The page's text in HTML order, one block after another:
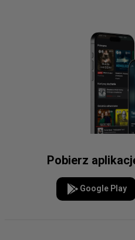
Pobierz
Google Play